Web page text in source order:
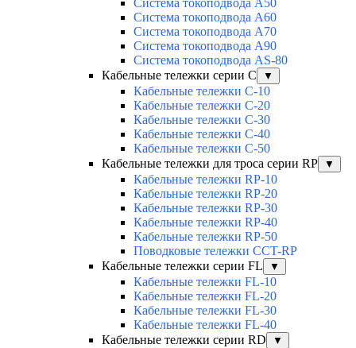
Система токоподвода А50
Система токоподвода А60
Система токоподвода А70
Система токоподвода А90
Система токоподвода АS-80
Кабельные тележки серии C
▼
Кабельные тележки С-10
Кабельные тележки С-20
Кабельные тележки С-30
Кабельные тележки С-40
Кабельные тележки С-50
Кабельные тележки для троса серии RP
▼
Кабельные тележки RP-10
Кабельные тележки RP-20
Кабельные тележки RP-30
Кабельные тележки RP-40
Кабельные тележки RP-50
Поводковые тележки CCT-RP
Кабельные тележки серии FL
▼
Кабельные тележки FL-10
Кабельные тележки FL-20
Кабельные тележки FL-30
Кабельные тележки FL-40
Кабельные тележки серии RD
▼